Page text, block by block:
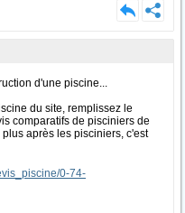
d'une piscine...
du site, remplissez le
comparatifs de pisciniers de
après les pisciniers, c'est
0-74-